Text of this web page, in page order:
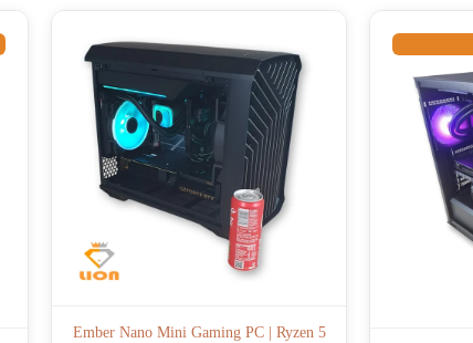
Ember Nano Mini Gaming PC | Ryzen 5